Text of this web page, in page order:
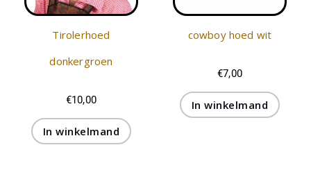
Tirolerhoed
donkergroen
€10,00
In winkelmand
cowboy hoed wit
€7,00
In winkelmand